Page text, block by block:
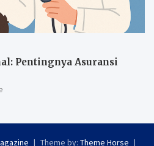
Pentingnya Asuransi
Theme by: Theme Horse